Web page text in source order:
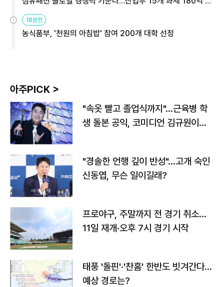
18분전
농식품부, '천원의 아침밥' 참여 200개 대학 선정
아주PICK >
"속옷 빨고 졸업식까지"…근육병 학
생 돌본 공익, 코미디언 김규원이었
"경솔한 언행 깊이 반성"…고개 숙인
신동엽, 무슨 일이길래?
프로야구, 주말까지 전 경기 취소…
11일 재개·오후 7시 경기 시작
태풍 '돌핀'·'찬홈' 한반도 빗겨간다…
예상 경로는?